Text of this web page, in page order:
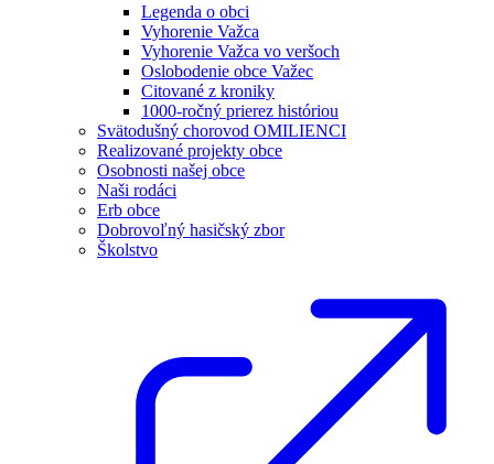
Legenda o obci
Vyhorenie Važca
Vyhorenie Važca vo veršoch
Oslobodenie obce Važec
Citované z kroniky
1000-ročný prierez históriou
Svätodušný chorovod OMILIENCI
Realizované projekty obce
Osobnosti našej obce
Naši rodáci
Erb obce
Dobrovoľný hasičský zbor
Školstvo